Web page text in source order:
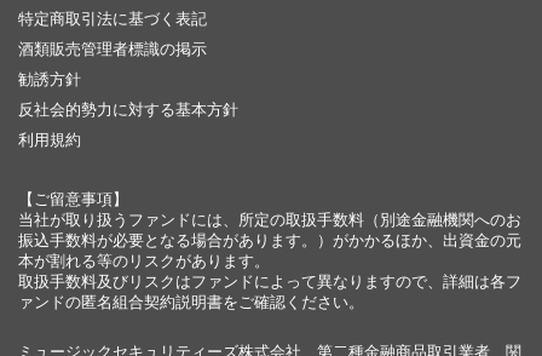
特定商取引法に基づく表記
酒類販売管理者標識の掲示
勧誘方針
反社会的勢力に対する基本方針
利用規約
【ご留意事項】
当社が取り扱うファンドには、所定の取扱手数料（別途金融機関へのお
振込手数料が必要となる場合があります。）がかかるほか、出資金の元
本が割れる等のリスクがあります。
取扱手数料及びリスクはファンドによって異なりますので、詳細は各フ
ァンドの匿名組合契約説明書をご確認ください。
ミュージックセキュリティーズ株式会社 第二種金融商品取引業者 関